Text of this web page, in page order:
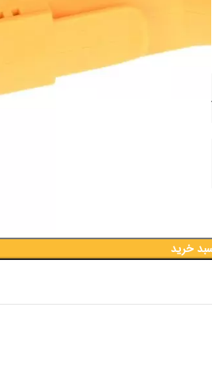
و آشنایی با بزرگ ترین پیج
خرید